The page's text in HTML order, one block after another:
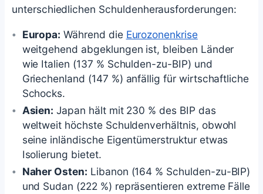
unterschiedlichen Schuldenherausforderungen:
Europa: Während die Eurozonenkrise
weitgehend abgeklungen ist, bleiben Länder
wie Italien (137 % Schulden-zu-BIP) und
Griechenland (147 %) anfällig für wirtschaftliche
Schocks.
Asien: Japan hält mit 230 % des BIP das
weltweit höchste Schuldenverhältnis, obwohl
seine inländische Eigentümerstruktur etwas
Isolierung bietet.
Naher Osten: Libanon (164 % Schulden-zu-BIP)
und Sudan (222 %) repräsentieren extreme Fälle